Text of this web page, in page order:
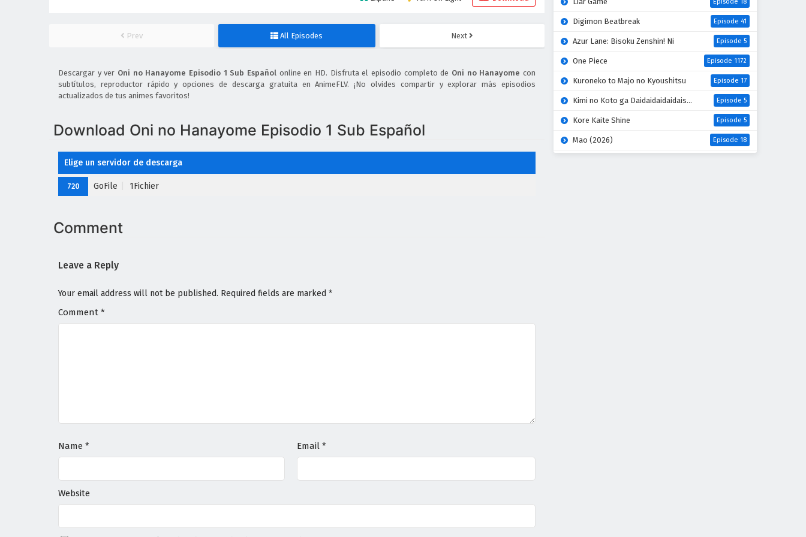
Prev All Episodes Next
Descargar y ver Oni no Hanayome Episodio 1 Sub Español online en HD. Disfruta el episodio completo de Oni no Hanayome con
subtítulos, reproductor rápido y opciones de descarga gratuita en AnimeFLV. ¡No olvides compartir y explorar más episodios
actualizados de tus animes favoritos!
Download Oni no Hanayome Episodio 1 Sub Español
Elige un servidor de descarga
720 GoFile 1Fichier
Comment
Leave a Reply
Your email address will not be published. Required fields are marked *
Comment *
Name * Email *
Website
Digimon Beatbreak Episode 41
Azur Lane: Bisoku Zenshin! Ni Episode 5
One Piece Episode 1172
Kuroneko to Majo no Kyoushitsu Episode 17
Kimi no Koto ga Daidaidaidaidaisuki na 100-nin no Kanojo 3rd Season Episode 5
Kore Kaite Shine Episode 5
Mao (2026) Episode 18